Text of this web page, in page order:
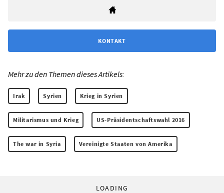
KONTAKT
Mehr zu den Themen dieses Artikels:
Irak Syrien Krieg in Syrien
Militarismus und Krieg US-Präsidentschaftswahl 2016
The war in Syria Vereinigte Staaten von Amerika
LOADING